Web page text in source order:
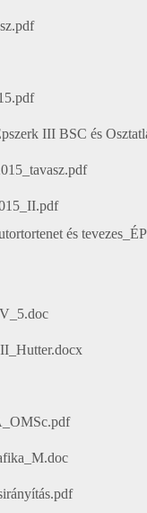
III BSC és
és